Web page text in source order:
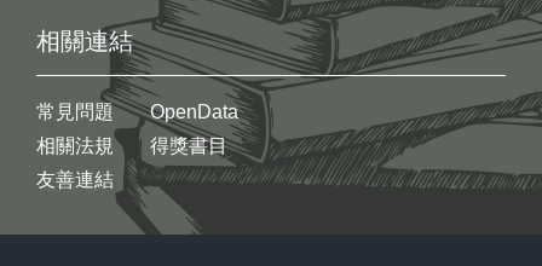
相關連結
常見問題
相關法規
友善連結
OpenData
得獎書目